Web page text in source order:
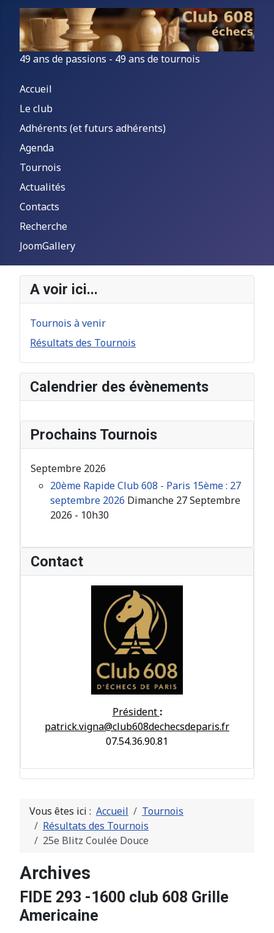
49 ans de passions - 49 ans de tournois
Accueil
Le club
Adhérents (et futurs adhérents)
Agenda
Tournois
Actualités
Contacts
Recherche
JoomGallery
A voir ici...
Tournois à venir
Résultats des Tournois
Calendrier des évènements
Prochains Tournois
Septembre 2026
20ème Rapide Club 608 - Paris 15ème : 27
septembre 2026 Dimanche 27 Septembre
2026 - 10h30
Contact
Président :
patrick.vigna@club608dechecsdeparis.fr
07.54.36.90.81
Vous êtes ici : Accueil
Tournois
Résultats des Tournois
25e Blitz Coulée Douce
Archives
FIDE 293 -1600 club 608 Grille
Americaine